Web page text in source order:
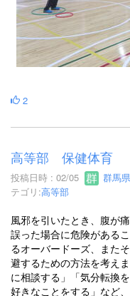
2
高等部 保健体育
投稿日時 : 02/05 群馬
テゴリ:高等部
風邪を引いたとき、腹が
誤った場合に危険がある
るオーバードーズ、また
避するための方法を考え
に相談する」「気分転換
好きなことをする」など